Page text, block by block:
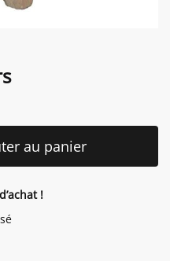
au panier
!